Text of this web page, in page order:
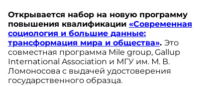
Открывается набор на новую программу
повышения квалификации «Современная
социология и большие данные:
трансформация мира и общества». Это
совместная программа Mile group, Gallup
International Association и МГУ им. М. В.
Ломоносова с выдачей удостоверения
государственного образца.